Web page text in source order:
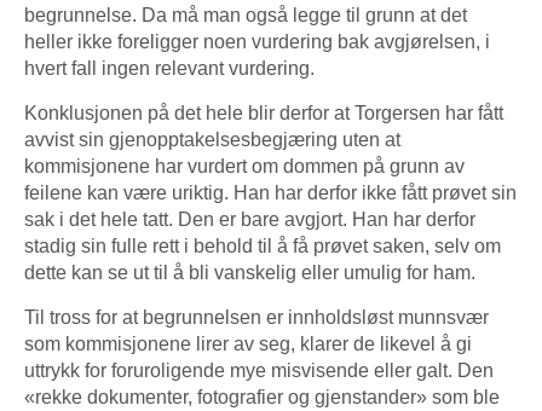
begrunnelse. Da må man også legge til grunn at det
heller ikke foreligger noen vurdering bak avgjørelsen, i
hvert fall ingen relevant vurdering.
Konklusjonen på det hele blir derfor at Torgersen har fått
avvist sin gjenopptakelsesbegjæring uten at
kommisjonene har vurdert om dommen på grunn av
feilene kan være uriktig. Han har derfor ikke fått prøvet sin
sak i det hele tatt. Den er bare avgjort. Han har derfor
stadig sin fulle rett i behold til å få prøvet saken, selv om
dette kan se ut til å bli vanskelig eller umulig for ham.
Til tross for at begrunnelsen er innholdsløst munnsvær
som kommisjonene lirer av seg, klarer de likevel å gi
uttrykk for foruroligende mye misvisende eller galt. Den
«rekke dokumenter, fotografier og gjenstander» som ble